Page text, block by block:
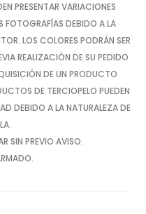
PRESENTAR VARIACIONES
FOTOGRAFÍAS DEBIDO A LA
LOS COLORES PODRÁN SER
REALIZACIÓN DE SU PEDIDO
DE UN PRODUCTO
DE TERCIOPELO PUEDEN
DEBIDO A LA NATURALEZA DE
SIN PREVIO AVISO.